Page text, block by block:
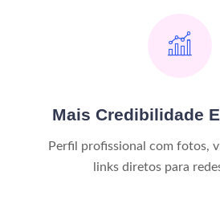
Mais Credibilidade
Perfil profissional com fotos,
links diretos para